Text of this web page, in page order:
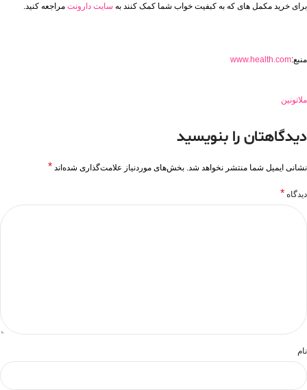
برای خرید مکمل های که به کبفیت خواب شما کمک کنند به سایت دارونت مراجعه کنید.
منبع:www.health.com
ملاتونین
دیدگاهتان را بنویسید
نشانی ایمیل شما منتشر نخواهد شد. بخش‌های موردنیاز علامت‌گذاری شده‌اند *
دیدگاه *
نام